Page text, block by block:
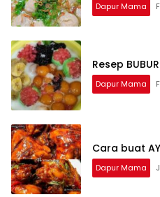
Dapur Mama
Dapur Mama
Cara buat
Dapur Mama